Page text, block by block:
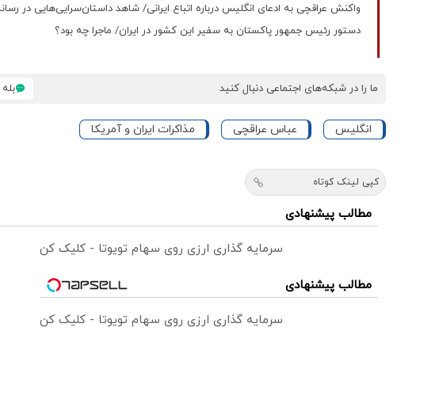
واکنش عراقچی به ادعای انگلیس درباره اتباع ایرانی/ شاهد داستان‌سرایی‌هایی در
دستور رئیس جمهور پاکستان به سفیر این کشور در ایران/ ماجرا چه بود؟
ما را در شبکه‌های اجتماعی دنبال کنید بله
انگلیس عباس عراقچی مذاکرات ایران و آمریکا
کپی لینک کوتاه
مطالب پیشنهادی
سرمایه گذاری ارزی روی سهام تویوتا - کلیک کن
مطالب پیشنهادی
سرمایه گذاری ارزی روی سهام تویوتا - کلیک کن